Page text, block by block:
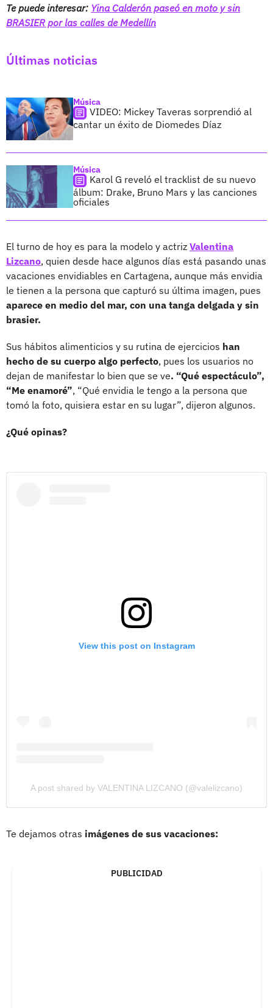
Te puede interesar: Yina Calderón paseó en moto y sin
BRASIER por las calles de Medellín
Últimas noticias
Música
VIDEO: Mickey Taveras sorprendió al
cantar un éxito de Diomedes Díaz
Música
Karol G reveló el tracklist de su nuevo
álbum: Drake, Bruno Mars y las canciones
oficiales
El turno de hoy es para la modelo y actriz Valentina
Lizcano, quien desde hace algunos días está pasando unas
vacaciones envidiables en Cartagena, aunque más envidia
le tienen a la persona que capturó su última imagen, pues
aparece en medio del mar, con una tanga delgada y sin
brasier.
Sus hábitos alimenticios y su rutina de ejercicios han
hecho de su cuerpo algo perfecto, pues los usuarios no
dejan de manifestar lo bien que se ve. “Qué espectáculo”,
“Me enamoré”, “Qué envidia le tengo a la persona que
tomó la foto, quisiera estar en su lugar”, dijeron algunos.
¿Qué opinas?
View this post on Instagram
A post shared by VALENTINA LIZCANO (@valelizcano)
Te dejamos otras imágenes de sus vacaciones:
PUBLICIDAD